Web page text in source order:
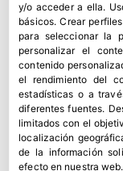
y/o acceder a ella.
básicos.Crear
para seleccionar la
personalizar el
contenido
el rendimiento del
estadísticas o a
diferentes fuentes.
limitados con el
localización
de la información
efecto en nuestra web.